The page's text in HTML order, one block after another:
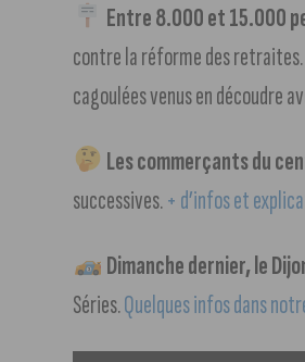
Entre 8.000 et 15.000
contre la réforme des retraites.
cagoulées venus en découdre
Les commerçants du
successives.+ d’infos et
Dimanche dernier, le
Séries.Quelques infos dans